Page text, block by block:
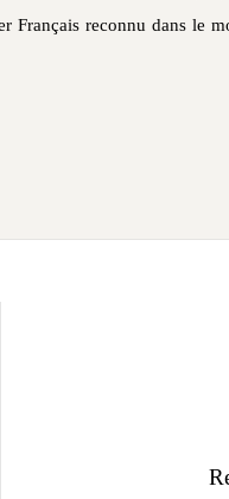
Français reconnu dans le